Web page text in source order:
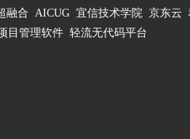
融合 AICUG 宜信技术学院 京东云
目管理软件 轻流无代码平台